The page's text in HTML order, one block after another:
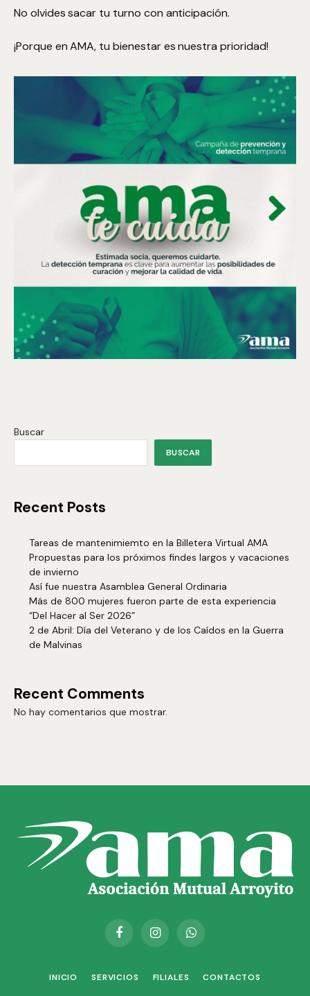
No olvides sacar tu turno con anticipación.
¡Porque en AMA, tu bienestar es nuestra prioridad!
Buscar
BUSCAR
Recent Posts
Tareas de mantenimiemto en la Billetera Virtual AMA
Propuestas para los próximos findes largos y vacaciones
de invierno
Así fue nuestra Asamblea General Ordinaria
Más de 800 mujeres fueron parte de esta experiencia
“Del Hacer al Ser 2026”
2 de Abril: Día del Veterano y de los Caídos en la Guerra
de Malvinas
Recent Comments
No hay comentarios que mostrar.
FacebookInstagramWhatsApp
INICIO SERVICIOS FILIALES CONTACTOS